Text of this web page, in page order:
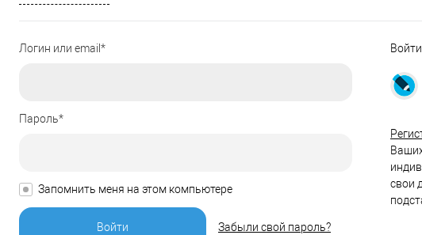
Логин или email*
Пароль*
Запомнить меня на этом компьютере
Забыли свой пароль?
свои